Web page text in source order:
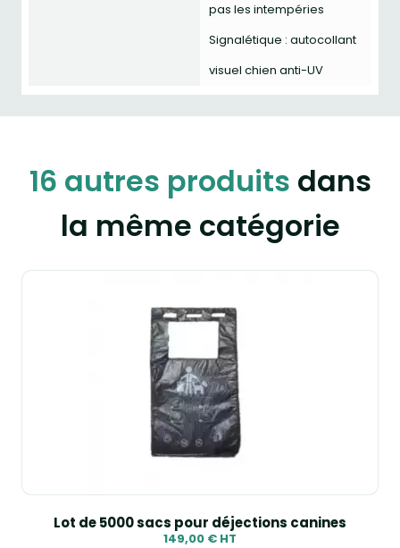
pas les intempéries
Signalétique : autocollant
visuel chien anti-UV
16 autres produits dans
la même catégorie
Lot de 5000 sacs pour déjections canines
149,00 € HT